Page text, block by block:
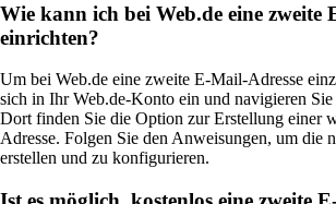
Wie kann ich bei Web.de eine zweite
einrichten?
Um bei Web.de eine zweite E-Mail-Adresse
sich in Ihr Web.de-Konto ein und navigieren
Dort finden Sie die Option zur Erstellung einer
Adresse. Folgen Sie den Anweisungen, um die
erstellen und zu konfigurieren.